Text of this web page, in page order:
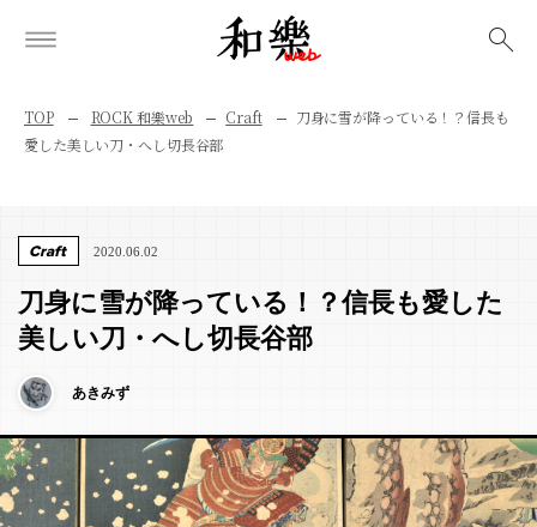
TOP ROCK 和樂web Craft
刀身に雪が降っている！？信長も
愛した美しい刀・へし切長谷部
Craft 2020.06.02
刀身に雪が降っている！？信長も愛した
美しい刀・へし切長谷部
あきみず